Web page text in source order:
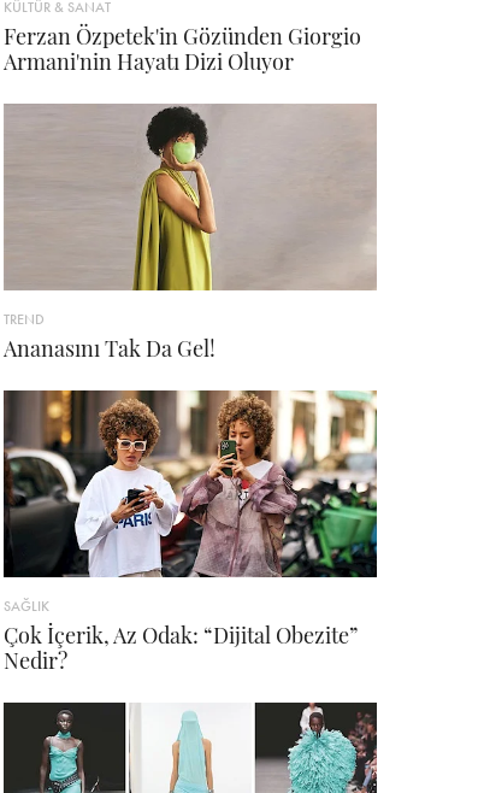
KÜLTÜR & SANAT
Ferzan Özpetek'in Gözünden Giorgio
Armani'nin Hayatı Dizi Oluyor
TREND
Ananasını Tak Da Gel!
SAĞLIK
Çok İçerik, Az Odak: “Dijital Obezite”
Nedir?